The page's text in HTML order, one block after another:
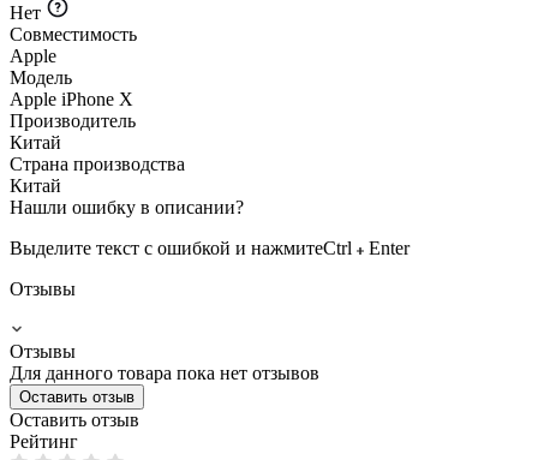
Нет
Совместимость
Apple
Модель
Apple iPhone X
Производитель
Китай
Страна производства
Китай
Нашли ошибку в описании?
Выделите текст с ошибкой и нажмитеCtrl
Enter
Отзывы
Отзывы
Для данного товара пока нет отзывов
Оставить отзыв
Оставить отзыв
Рейтинг